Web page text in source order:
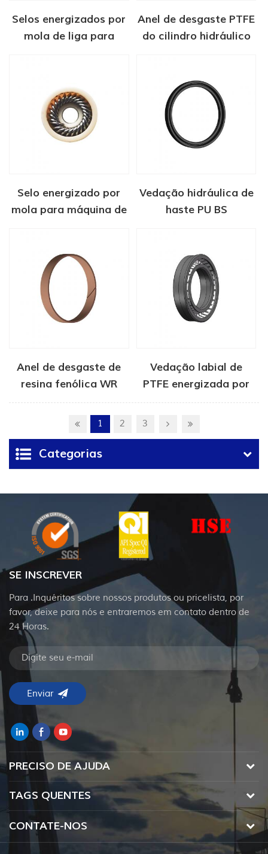
Selos energizados por
mola de liga para
Anel de desgaste PTFE
do cilindro hidráulico
Selo energizado por
mola para máquina de
Vedação hidráulica de
haste PU BS
Anel de desgaste de
resina fenólica WR
Vedação labial de
PTFE energizada por
mola
1 2 3
Categorias
SE INSCREVER
Para .Inquéritos sobre nossos produtos ou pricelista, por
favor, deixe para nós e entraremos em contato dentro de
24 Horas.
PRECISO DE AJUDA
TAGS QUENTES
CONTATE-NOS